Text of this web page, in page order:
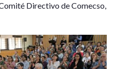
Directivo de Comecso,